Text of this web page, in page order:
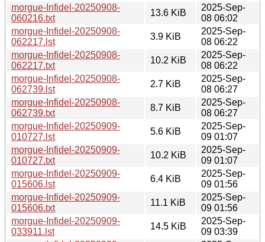
morgue-Infidel-20250908-
060216.txt
13.6 KiB
2025-Sep-
08 06:02
morgue-Infidel-20250908-
062217.lst
3.9 KiB
2025-Sep-
08 06:22
morgue-Infidel-20250908-
062217.txt
10.2 KiB
2025-Sep-
08 06:22
morgue-Infidel-20250908-
062739.lst
2.7 KiB
2025-Sep-
08 06:27
morgue-Infidel-20250908-
062739.txt
8.7 KiB
2025-Sep-
08 06:27
morgue-Infidel-20250909-
010727.lst
5.6 KiB
2025-Sep-
09 01:07
morgue-Infidel-20250909-
010727.txt
10.2 KiB
2025-Sep-
09 01:07
morgue-Infidel-20250909-
015606.lst
6.4 KiB
2025-Sep-
09 01:56
morgue-Infidel-20250909-
015606.txt
11.1 KiB
2025-Sep-
09 01:56
morgue-Infidel-20250909-
033911.lst
14.5 KiB
2025-Sep-
09 03:39